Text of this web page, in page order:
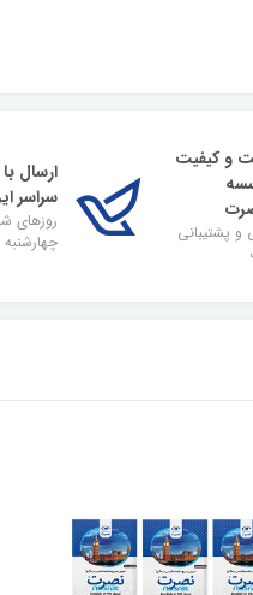
و کیفیت
و پشتیبانی
ارسال
سراسر
روزهای